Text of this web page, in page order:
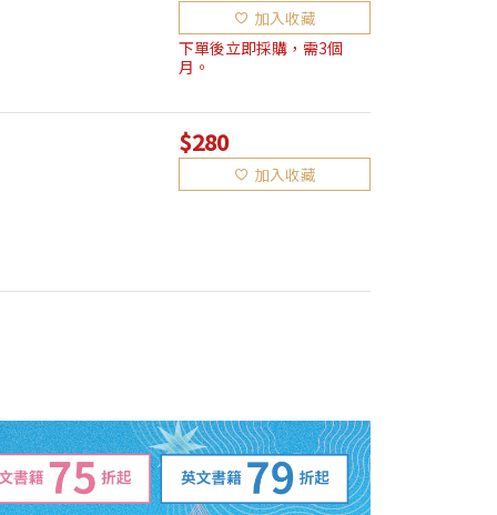
加入收藏
下單後立即採購，需3個
月。
$280
加入收藏